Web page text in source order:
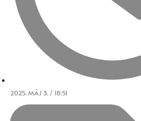
2025. MÁJ 3. / 18:51